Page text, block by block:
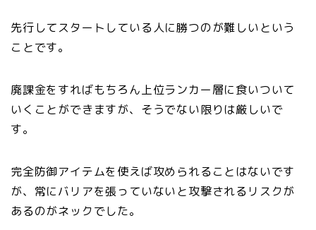
先行してスタートしている人に勝つのが難しいという
ことです。
廃課金をすればもちろん上位ランカー層に食いついて
いくことができますが、そうでない限りは厳しいで
す。
完全防御アイテムを使えば攻められることはないです
が、常にバリアを張っていないと攻撃されるリスクが
あるのがネックでした。